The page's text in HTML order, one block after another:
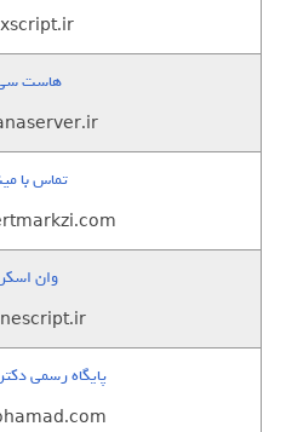
هاست
تماس با
وان
پایگاه رسمی